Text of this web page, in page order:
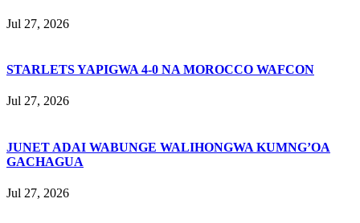
Jul 27, 2026
STARLETS YAPIGWA 4-0 NA MOROCCO WAFCON
Jul 27, 2026
JUNET ADAI WABUNGE WALIHONGWA KUMNG’OA
GACHAGUA
Jul 27, 2026